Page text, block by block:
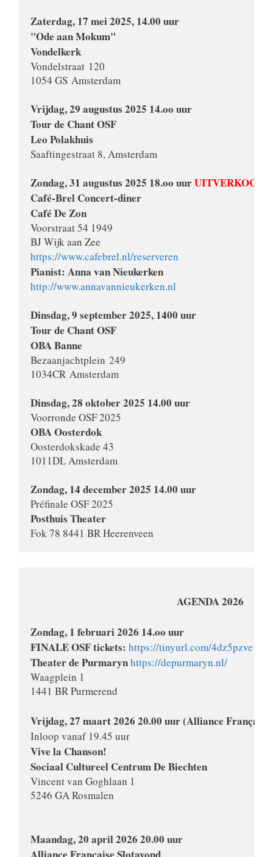
Zaterdag, 17 mei 2025, 14.00 uur
"Ode aan Mokum"
Vondelstraat 120
1054 GS Amsterdam
Vrijdag, 29 augustus 2025 14.oo uur
Tour de Chant OSF
Leo Polakhuis
Saaftingestraat 8, Amsterdam
Zondag, 31 augustus 2025 18.oo uur UITVERKOCHT
Café-Brel Concert-diner
Voorstraat 54 1949
https://www.cafebrel.nl/reserveren
http://www.annavannieukerken.nl
Dinsdag, 9 september 2025, 1400 uur
Tour de Chant OSF
Bezaanjachtplein 249
1034CR Amsterdam
OBA Oosterdok
Oosterdokskade 43
1011DL Amsterdam
Zondag, 14 december 2025 14.00 uur
Posthuis Theater
Fok 78 8441 BR Heerenveen
                                                            AGENDA 2026
Zondag, 1 februari 2026 14.oo uur
FINALE OSF tickets: https://tinyurl.com/4dz5pzve
Theater de Purmaryn https://depurmaryn.nl/
Waagplein 1
Inloop vanaf 19.45 uur
Vive la Chanson!
Vincent van Goghlaan 1
5246 GA Rosmalen
Maandag, 20 april 2026 20.00 uur